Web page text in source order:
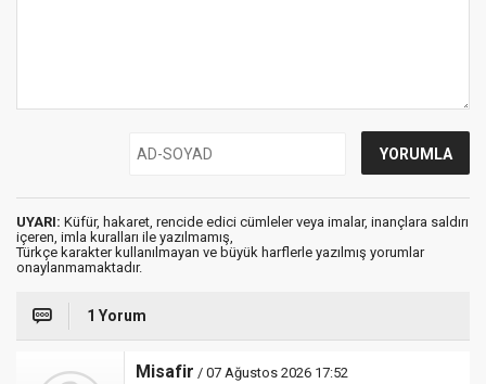
UYARI: Küfür, hakaret, rencide edici cümleler veya imalar, inançlara saldırı
içeren, imla kuralları ile yazılmamış,
Türkçe karakter kullanılmayan ve büyük harflerle yazılmış yorumlar
onaylanmamaktadır.
1 Yorum
Misafir / 07 Ağustos 2026 17:52